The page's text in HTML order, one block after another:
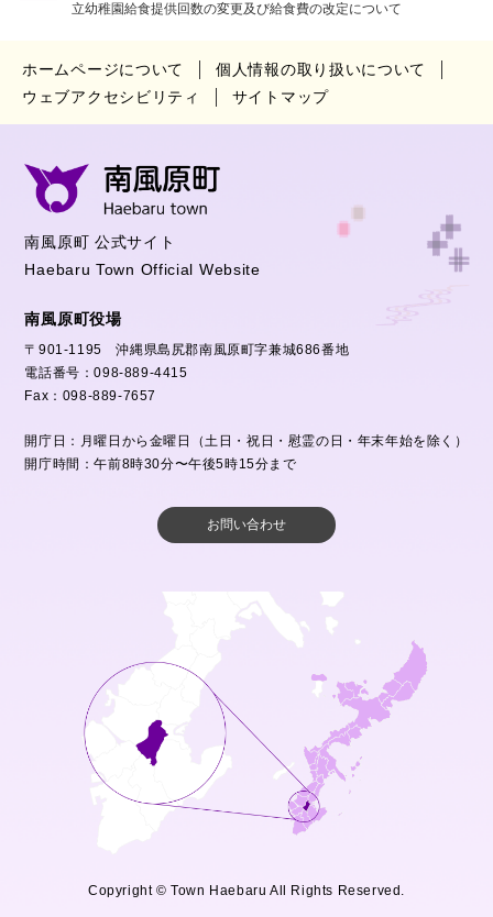
立幼稚園給食提供回数の変更及び給食費の改定について
ホームページについて
個人情報の取り扱いについて
ウェブアクセシビリティ
サイトマップ
南風原町 公式サイト
Haebaru Town Official Website
南風原町役場
〒901-1195 沖縄県島尻郡南風原町字兼城686番地
電話番号：098-889-4415
Fax：098-889-7657
開庁日：月曜日から金曜日（土日・祝日・慰霊の日・年末年始を除く）
開庁時間：午前8時30分〜午後5時15分まで
お問い合わせ
Copyright © Town Haebaru All Rights Reserved.